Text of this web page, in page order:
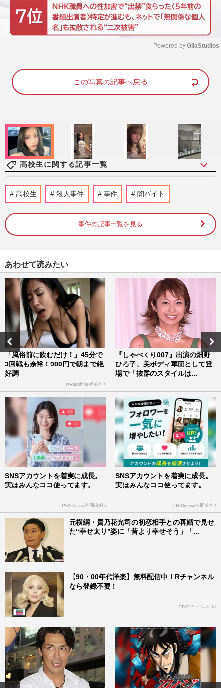
e
Powered by GliaStudios
この写真の記事へ戻る
高校生に関する記事一覧
「第108回全国高校野球選手権大会」甲子
園初の女性審判委員のよる2度の“誤審”騒
週刊女性PRIME 2026/8/9
佑樹は「大賛成」引退後の…
週刊女性PRIME 2026/8/6
《全国高等学校野球選手権大会》“夏の甲
子園7回制”「意識朦朧でも頑張れ」酷暑の
高校野球、変わったこと…
週刊女性2026年8月18日・25日号 2026/8/5
「第108回全国高校野球選手権大会」開幕
も巨人・田中将大は「ドームじゃダメな
の？」日本高野連が甲子園開…
週刊女性PRIME 2026/8/5
《青森山田高校サッカー部》“4年で再
発”飲酒・喫煙で十数人処分も「個人の問
題」高校生の不祥事多発は「…
週刊女性PRIME 2026/7/25
高校生 殺人事件 事件 闇バイト
事件の記事一覧を見る
あわせて読みたい
「風俗前に飲むだけ！」45分で
3回戦も余裕！980円で朝まで絶
好調
PR(健商株式会社)
『しゃべくり007』出演の畑野
ひろ子、美ボディ軍団として登
場で「抜群のスタイルは...
SNSアカウントを着実に成長。
実はみんなココ使ってます。
PR(Dreaw合同会社)
SNSアカウントを着実に成長。
実はみんなココ使ってます。
PR(Dreaw合同会社)
元横綱・貴乃花光司の初恋相手との再婚で見せ
た“幸せ太り”姿に「昔より幸せそう」「...
【90・00年代洋楽】無料配信中！Rチャンネル
なら登録不要！
PR(Rチャンネル)